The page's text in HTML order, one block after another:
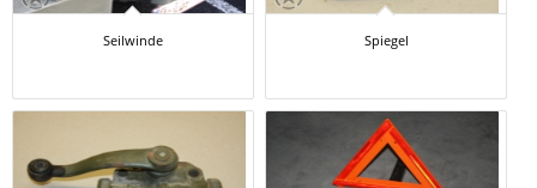
Seilwinde Spiegel